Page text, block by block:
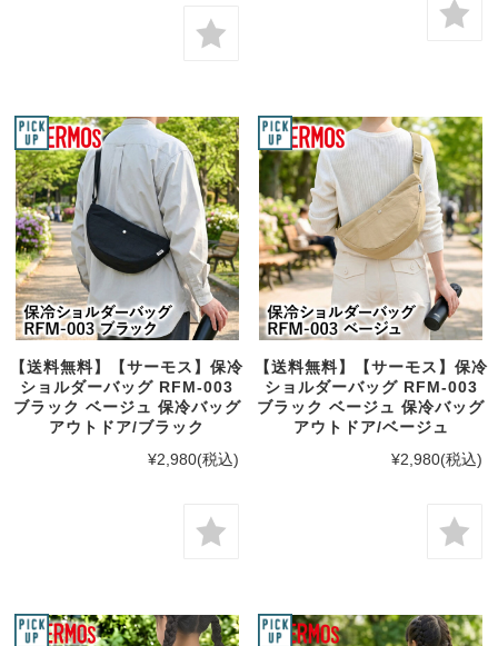
【送料無料】【サーモス】保冷
ショルダーバッグ RFM-003
ブラック ベージュ 保冷バッグ
アウトドア/ブラック
¥2,980(税込)
【送料無料】【サーモス】保冷
ショルダーバッグ RFM-003
ブラック ベージュ 保冷バッグ
アウトドア/ベージュ
¥2,980(税込)